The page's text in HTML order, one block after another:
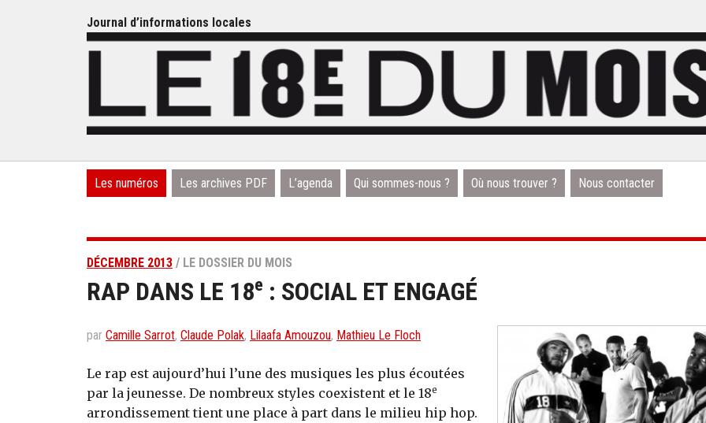
Journal d’informations locales
Les numéros Les archives PDF L’agenda Qui sommes-nous ? Où nous trouver ? Nous contacter
DÉCEMBRE 2013 / LE DOSSIER DU MOIS
RAP DANS LE 18e : SOCIAL ET ENGAGÉ
par Camille Sarrot, Claude Polak, Lilaafa Amouzou, Mathieu Le Floch
Le rap est aujourd’hui l’une des musiques les plus écoutées
par la jeunesse. De nombreux styles coexistent et le 18e
arrondissement tient une place à part dans le milieu hip hop.